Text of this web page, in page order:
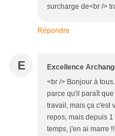
surcharge de<br />
Répondre
E Excellence
<br /> Bonjour à
parce qu'il paraît
travail, mais ça c'est
repos, mais depuis
temps, j'en ai marre